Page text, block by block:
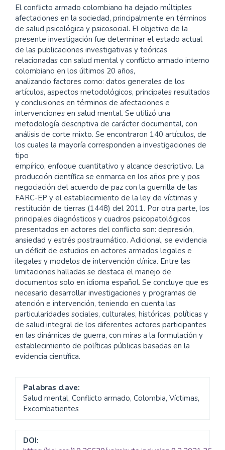
El conflicto armado colombiano ha dejado múltiples
afectaciones en la sociedad, principalmente en términos
de salud psicológica y psicosocial. El objetivo de la
presente investigación fue determinar el estado actual
de las publicaciones investigativas y teóricas
relacionadas con salud mental y conflicto armado interno
colombiano en los últimos 20 años,
analizando factores como: datos generales de los
artículos, aspectos metodológicos, principales resultados
y conclusiones en términos de afectaciones e
intervenciones en salud mental. Se utilizó una
metodología descriptiva de carácter documental, con
análisis de corte mixto. Se encontraron 140 artículos, de
los cuales la mayoría corresponden a investigaciones de
tipo
empírico, enfoque cuantitativo y alcance descriptivo. La
producción científica se enmarca en los años pre y pos
negociación del acuerdo de paz con la guerrilla de las
FARC-EP y el establecimiento de la ley de víctimas y
restitución de tierras (1448) del 2011. Por otra parte, los
principales diagnósticos y cuadros psicopatológicos
presentados en actores del conflicto son: depresión,
ansiedad y estrés postraumático. Adicional, se evidencia
un déficit de estudios en actores armados legales e
ilegales y modelos de intervención clínica. Entre las
limitaciones halladas se destaca el manejo de
documentos solo en idioma español. Se concluye que es
necesario desarrollar investigaciones y programas de
atención e intervención, teniendo en cuenta las
particularidades sociales, culturales, históricas, políticas y
de salud integral de los diferentes actores participantes
en las dinámicas de guerra, con miras a la formulación y
establecimiento de políticas públicas basadas en la
evidencia científica.
Palabras clave:
Salud mental, Conflicto armado, Colombia, Víctimas,
Excombatientes
DOI: